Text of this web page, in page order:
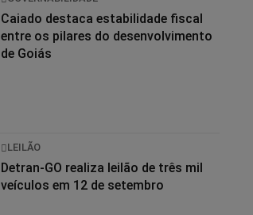
Caiado destaca estabilidade fiscal
entre os pilares do desenvolvimento
de Goiás
LEILÃO
Detran-GO realiza leilão de três mil
veículos em 12 de setembro